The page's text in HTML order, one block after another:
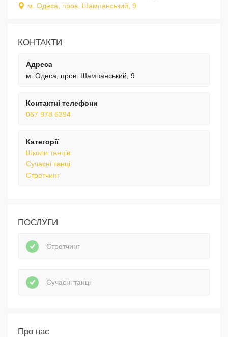
м. Одеса, пров. Шампанський, 9
КОНТАКТИ
Адреса
м. Одеса, пров. Шампанський, 9
Контактні телефони
067 978 6394
Категорії
Школи танців
Сучасні танці
Стретчинг
ПОСЛУГИ
Стретчинг
Сучасні танці
Про нас